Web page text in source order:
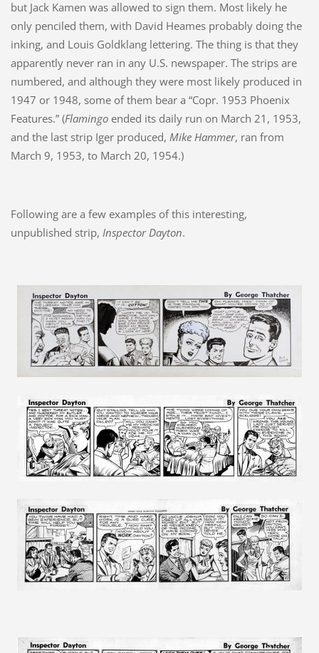
but Jack Kamen was allowed to sign them. Most likely he
only penciled them, with David Heames probably doing the
inking, and Louis Goldklang lettering. The thing is that they
apparently never ran in any U.S. newspaper. The strips are
numbered, and although they were most likely produced in
1947 or 1948, some of them bear a “Copr. 1953 Phoenix
Features.” (Flamingoended its daily run on March 21, 1953,
and the last strip Iger produced, Mike Hammer, ran from
March 9, 1953, to March 20, 1954.)
Following are a few examples of this interesting,
unpublished strip, Inspector Dayton.